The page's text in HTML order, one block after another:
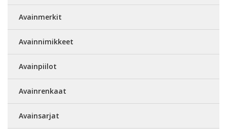
Avainmerkit
Avainnimikkeet
Avainpiilot
Avainrenkaat
Avainsarjat